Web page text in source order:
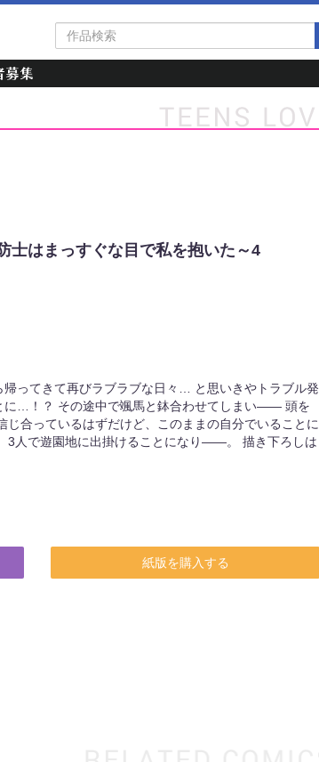
品
士はまっすぐな目で私を抱いた～4
ってきて再びラブラブな日々… と思いきやトラブル発
に…！？ その途中で颯馬と鉢合わせてしまい―― 頭を
合っているはずだけど、このままの自分でいることに
3人で遊園地に出掛けることになり――。 描き下ろしは
紙版を購入する